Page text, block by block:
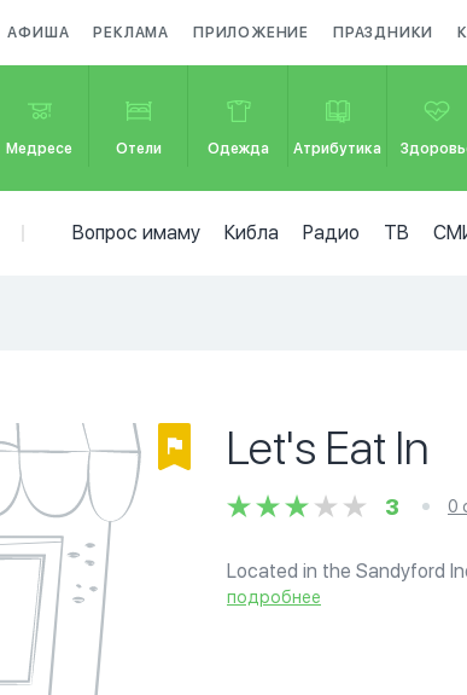
АФИША РЕКЛАМА ПРИЛОЖЕНИЕ ПРАЗДНИКИ
Медресе Отели Одежда Атрибутика
Вопрос имаму Кибла Радио ТВ
Let's Eat In
3 0
Located in the Sandyford
подробнее